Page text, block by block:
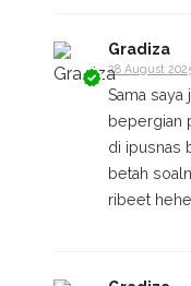
Gradiza
28 August
Sama
bepergian
di ipusnas
betah
ribeet